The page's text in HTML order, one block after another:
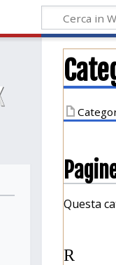
Questa
R